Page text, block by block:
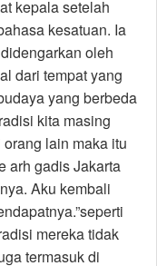
kepala setelah
kesatuan. Ia
oleh
dari tempat yang
yang berbeda
kita masing
lain maka itu
arh gadis Jakarta
Aku kembali
mereka tidak
termasuk di